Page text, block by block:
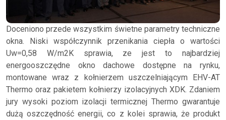
Doceniono przede wszystkim świetne parametry techniczne
okna. Niski współczynnik przenikania ciepła o wartości
Uw=0,58 W/m2K sprawia, ze jest to najbardziej
energooszczędne okno dachowe dostępne na rynku,
montowane wraz z kołnierzem uszczelniającym EHV-AT
Thermo oraz pakietem kołnierzy izolacyjnych XDK. Zdaniem
jury wysoki poziom izolacji termicznej Thermo gwarantuje
dużą oszczędność energii, co z kolei sprawia, że produkt